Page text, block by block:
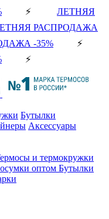
⚡ ЛЕТНЯЯ
РАСПРОДАЖА
-35% ⚡
⚡
Бутылки
Аксессуары
и термокружки
оптом Бутылки